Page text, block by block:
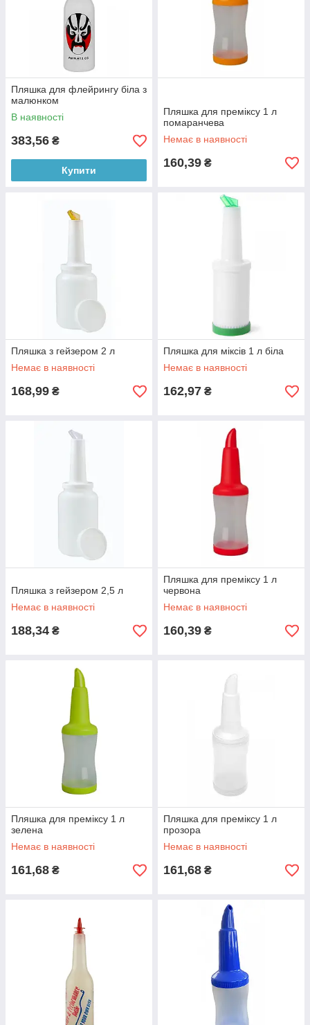
Пляшка для флейрингу біла з
малюнком
В наявності
383,56 ₴
Купити
Пляшка для преміксу 1 л
помаранчева
Немає в наявності
160,39 ₴
Пляшка з гейзером 2 л
Немає в наявності
168,99 ₴
Пляшка для міксів 1 л біла
Немає в наявності
162,97 ₴
Пляшка з гейзером 2,5 л
Немає в наявності
188,34 ₴
Пляшка для преміксу 1 л
червона
Немає в наявності
160,39 ₴
Пляшка для преміксу 1 л
зелена
Немає в наявності
161,68 ₴
Пляшка для преміксу 1 л
прозора
Немає в наявності
161,68 ₴